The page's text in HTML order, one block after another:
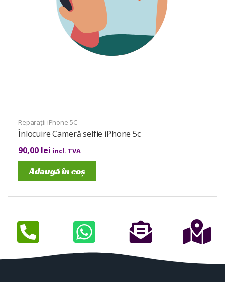
Reparații iPhone 5C
Înlocuire Cameră selfie iPhone 5c
90,00 lei incl. TVA
Adaugă în coș